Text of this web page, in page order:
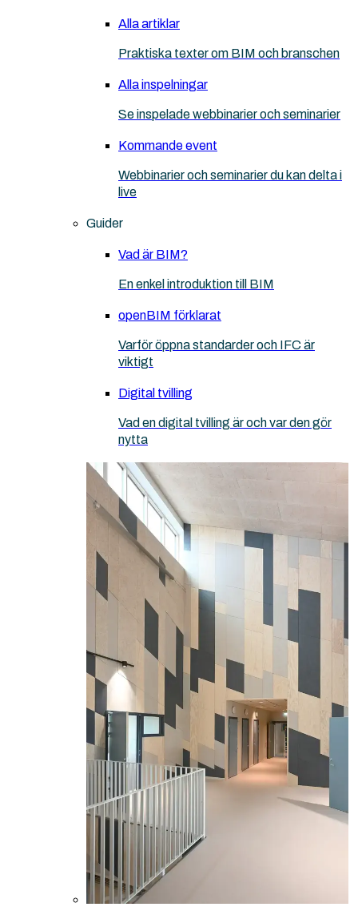
Alla artiklar
Praktiska texter om BIM och branschen
Alla inspelningar
Se inspelade webbinarier och seminarier
Kommande event
Webbinarier och seminarier du kan delta i
live
Guider
Vad är BIM?
En enkel introduktion till BIM
openBIM förklarat
Varför öppna standarder och IFC är
viktigt
Digital tvilling
Vad en digital tvilling är och var den gör
nytta